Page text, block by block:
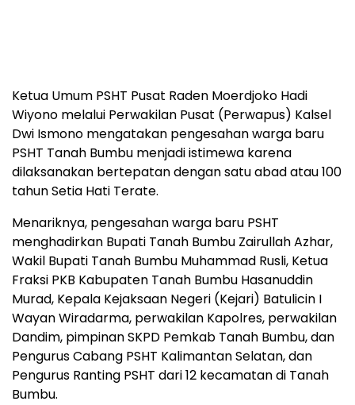
Ketua Umum PSHT Pusat Raden Moerdjoko Hadi
Wiyono melalui Perwakilan Pusat (Perwapus) Kalsel
Dwi Ismono mengatakan pengesahan warga baru
PSHT Tanah Bumbu menjadi istimewa karena
dilaksanakan bertepatan dengan satu abad atau 100
tahun Setia Hati Terate.
Menariknya, pengesahan warga baru PSHT
menghadirkan Bupati Tanah Bumbu Zairullah Azhar,
Wakil Bupati Tanah Bumbu Muhammad Rusli, Ketua
Fraksi PKB Kabupaten Tanah Bumbu Hasanuddin
Murad, Kepala Kejaksaan Negeri (Kejari) Batulicin I
Wayan Wiradarma, perwakilan Kapolres, perwakilan
Dandim, pimpinan SKPD Pemkab Tanah Bumbu, dan
Pengurus Cabang PSHT Kalimantan Selatan, dan
Pengurus Ranting PSHT dari 12 kecamatan di Tanah
Bumbu.